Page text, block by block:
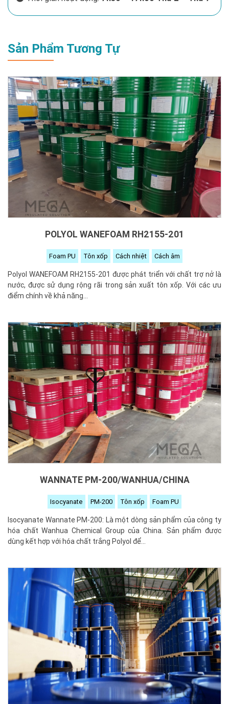
Sản Phẩm Tương Tự
POLYOL WANEFOAM RH2155-201
Foam PU Tôn xốp Cách nhiệt Cách âm
Polyol WANEFOAM RH2155-201 được phát triển với chất trợ nở là
nước, được sử dụng rộng rãi trong sản xuất tôn xốp. Với các ưu
điểm chính về khả năng...
WANNATE PM-200/WANHUA/CHINA
Isocyanate PM-200 Tôn xốp Foam PU
Isocyanate Wannate PM-200: Là một dòng sản phẩm của công ty
hóa chất Wanhua Chemical Group của China. Sản phẩm được
dùng kết hợp với hóa chất trắng Polyol để...